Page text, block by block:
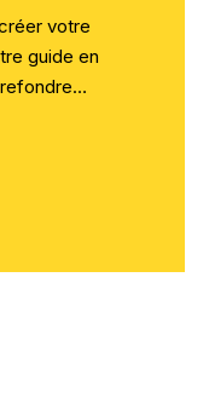
votre
guide en